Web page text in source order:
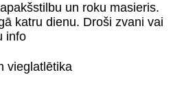
un roku masieris.
katru dienu. Droši zvani vai
info
vieglatlētika